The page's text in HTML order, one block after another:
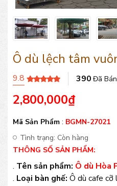
Ô dù lệch tâm
9.8 390 Đã Bán
2,800,000₫
Mã Sản Phẩm : BGMN-27021
Tình trạng: Còn hàng
THÔNG SỐ SẢN PHẨM:
. Tên sản phẩm: Ô dù Hòa
. Loại bàn ghế: Ô dù cafe cỡ